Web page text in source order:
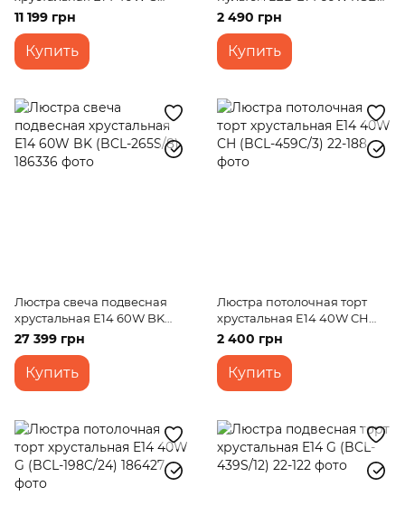
(BCL-281C/7)
11 199 грн
Купить
WH (BCL-649S/4)
2 490 грн
Купить
Люстра свеча подвесная
хрустальная E14 60W BK
(BCL-265S/8)
27 399 грн
Купить
Люстра потолочная торт
хрустальная E14 40W CH
(BCL-459C/3)
2 400 грн
Купить